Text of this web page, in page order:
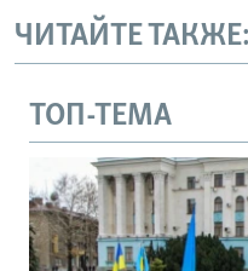
ЧИТАЙТЕ ТАКЖЕ:
ТОП-ТЕМА